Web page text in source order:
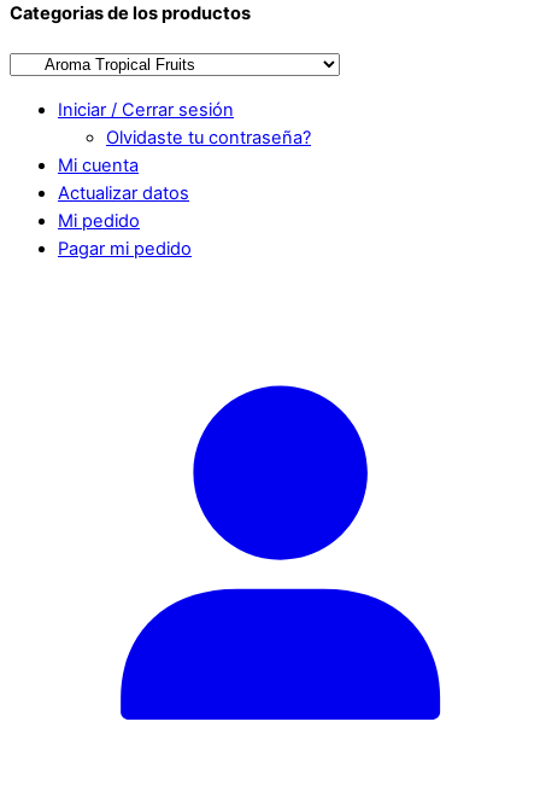
Categorias de los productos
Iniciar / Cerrar sesión
Olvidaste tu contraseña?
Mi cuenta
Actualizar datos
Mi pedido
Pagar mi pedido